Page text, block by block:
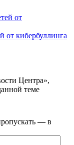
от кибербуллинга
Центра»,
теме
— в